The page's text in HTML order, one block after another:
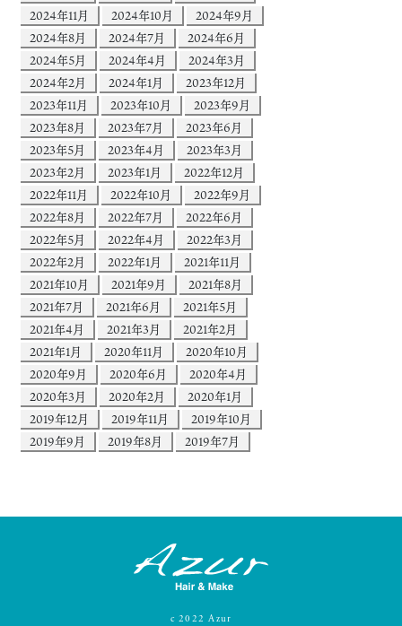
2024年11月
2024年10月
2024年9月
2024年8月
2024年7月
2024年6月
2024年5月
2024年4月
2024年3月
2024年2月
2024年1月
2023年12月
2023年11月
2023年10月
2023年9月
2023年8月
2023年7月
2023年6月
2023年5月
2023年4月
2023年3月
2023年2月
2023年1月
2022年12月
2022年11月
2022年10月
2022年9月
2022年8月
2022年7月
2022年6月
2022年5月
2022年4月
2022年3月
2022年2月
2022年1月
2021年11月
2021年10月
2021年9月
2021年8月
2021年7月
2021年6月
2021年5月
2021年4月
2021年3月
2021年2月
2021年1月
2020年11月
2020年10月
2020年9月
2020年6月
2020年4月
2020年3月
2020年2月
2020年1月
2019年12月
2019年11月
2019年10月
2019年9月
2019年8月 2019年7月
c2022 Azur